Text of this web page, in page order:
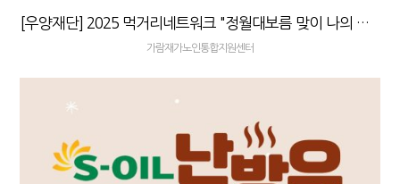
[우양재단] 2025 먹거리네트워크 "정월대보름 맞이 나의 새해 소원은"
가람재가노인통합지원센터